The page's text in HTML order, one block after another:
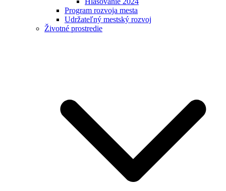
Program rozvoja mesta
Udržateľný mestský rozvoj
Životné prostredie